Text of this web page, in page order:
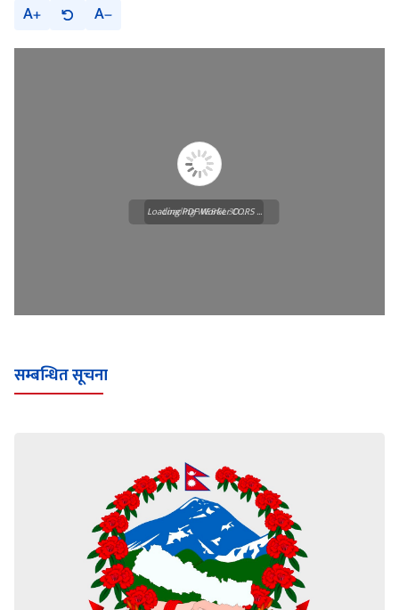
A A
Loading WEBGL 3D ...
Loading PDF Worker CORS ...
सम्बन्धित सूचना